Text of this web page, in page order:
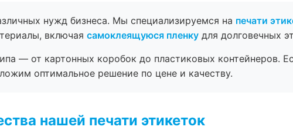
нужд бизнеса. Мы специализируемся на печати
включая самоклеящуюся пленку для долговечных
— от картонных коробок до пластиковых контейнеров.
оптимальное решение по цене и качеству.
нашей печати этикеток